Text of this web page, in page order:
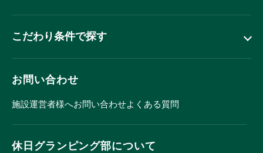
こだわり条件で探す
お問い合わせ
施設運営者様へお問い合わせよくある質問
休日グランピング部について